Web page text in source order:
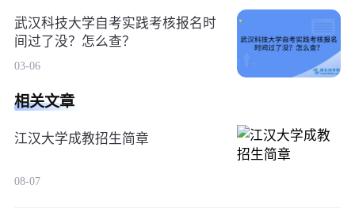
武汉科技大学自考实践考核报名时
间过了没？怎么查？
03-06
相关文章
江汉大学成教招生简章
08-07